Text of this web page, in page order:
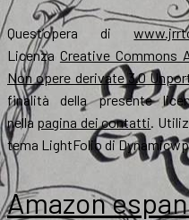
Quest’opera di
Licenza Creative Commons
Non opere derivate 3.0
finalità della presente
nella pagina dei contatti.
tema LightFolio di
Amazon